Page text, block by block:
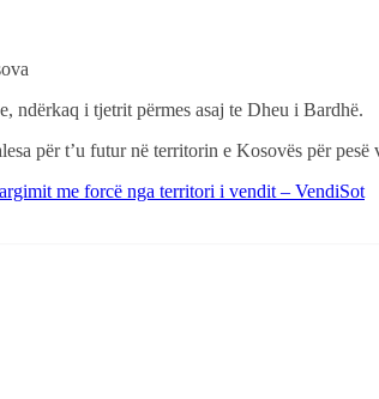
ndërkaq i tjetrit përmes asaj te Dheu i Bardhë.
për t’u futur në territorin e Kosovës për pesë
me forcë nga territori i vendit – VendiSot